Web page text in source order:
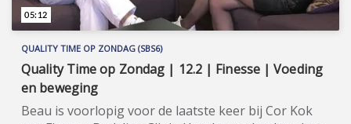
QUALITY TIME OP ZONDAG (SBS6)
Quality Time op Zondag | 12.2 | Finesse | Voeding
en beweging
Beau is voorlopig voor de laatste keer bij Cor Kok
05:12